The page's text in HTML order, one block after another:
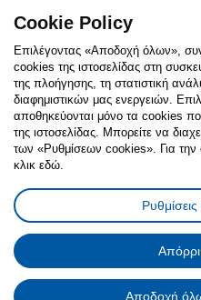
Follow us:
FacebookInstagram
TikTokYoutube
Πολιτική CookiesΔήλωση
Ρυθμίσεις
Γενική Πολιτική
Πολιτική
Κώδικας
Cookie Policy
Επιλέγοντας «Αποδοχή όλων»,
cookies της ιστοσελίδας στη
της πλοήγησης, τη στατιστική
διαφημιστικών μας ενεργειών.
αποθηκεύονται μόνο τα cookies
της ιστοσελίδας. Μπορείτε να
των «Ρυθμίσεων cookies». Για την
κλικ εδώ.
Αποδοχή